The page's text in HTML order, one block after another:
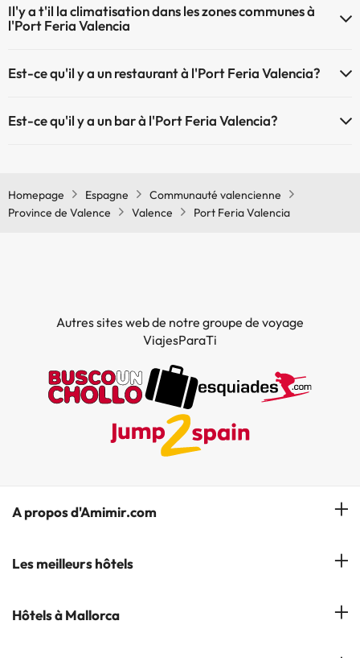
communes
Il'y a t'il la climatisation dans les zones communes à
l'Port Feria Valencia
Est-ce qu'il y a un restaurant à l'Port Feria Valencia?
Est-ce qu'il y a un bar à l'Port Feria Valencia?
Homepage Espagne
Communauté valencienne
Province de Valence
Valence Port Feria Valencia
Autres sites web de notre groupe de voyage
ViajesParaTi
A propos d'Amimir.com
Notre équipe
S'abonner à notre bulletin d'information
Les meilleurs hôtels
Hôtels à Salou
Hôtels à Mallorca